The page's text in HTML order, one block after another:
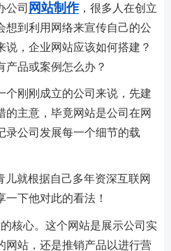
公司 网站制作，很多人在创立
想到利用网络来宣传自己的公
说，企业网站应该如何搭建？
产品或案例怎么办？
个刚刚成立的公司来说，先建
的主意，毕竟网站是公司在网
录公司发展每一个细节的载
就根据自己多年资深互联网
一下他对此的看法！
核心。这个网站是展示公司实
网站，还是推销产品以进行营